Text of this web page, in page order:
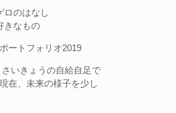
ロのはなし
きなもの
ートフォリオ2019
いきょうの自給自足で
在、未来の様子を少し